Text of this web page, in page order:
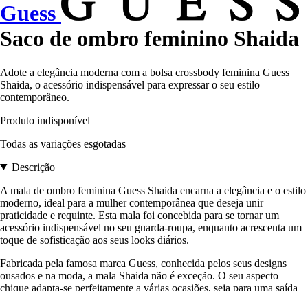
Guess
Saco de ombro feminino Shaida
Adote a elegância moderna com a bolsa crossbody feminina Guess
Shaida, o acessório indispensável para expressar o seu estilo
contemporâneo.
Produto indisponível
Todas as variações esgotadas
Descrição
A mala de ombro feminina Guess Shaida encarna a elegância e o estilo
moderno, ideal para a mulher contemporânea que deseja unir
praticidade e requinte. Esta mala foi concebida para se tornar um
acessório indispensável no seu guarda-roupa, enquanto acrescenta um
toque de sofisticação aos seus looks diários.
Fabricada pela famosa marca Guess, conhecida pelos seus designs
ousados e na moda, a mala Shaida não é exceção. O seu aspecto
chique adapta-se perfeitamente a várias ocasiões, seja para uma saída